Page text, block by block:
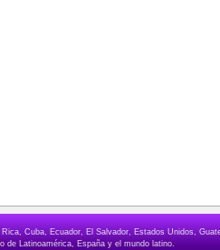
Cuba, Ecuador, El Salvador, Estados Unidos,
de Latinoamérica, España y el mundo latino.